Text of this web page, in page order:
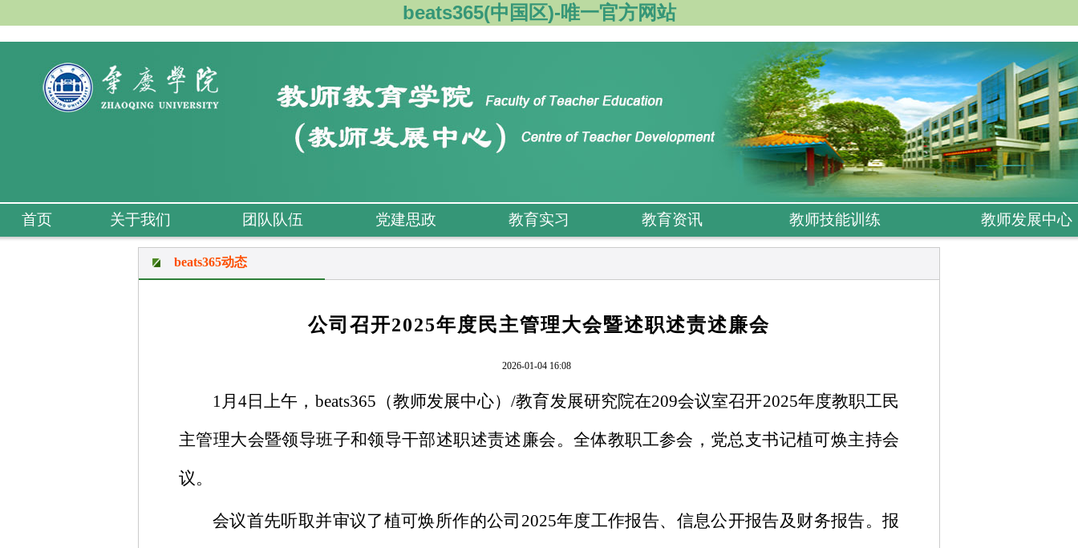
beats365(中国区)-唯一官方网站
首页 关于我们 团队队伍 党建思政 教育实习 教育资讯 教师技能训练 教师发展中心
beats365动态
公司召开2025年度民主管理大会暨述职述责述廉会
2026-01-04 16:08
1月4日上午，beats365（教师发展中心）/教育发展研究院在209会议室召开2025年度教职工民
主管理大会暨领导班子和领导干部述职述责述廉会。全体教职工参会，党总支书记植可焕主持会
议。
会议首先听取并审议了植可焕所作的公司2025年度工作报告、信息公开报告及财务报告。报